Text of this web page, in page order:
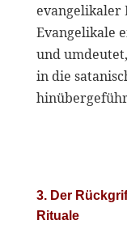
evangelikaler
Evangelikale
und
in die
3. Der
Rituale